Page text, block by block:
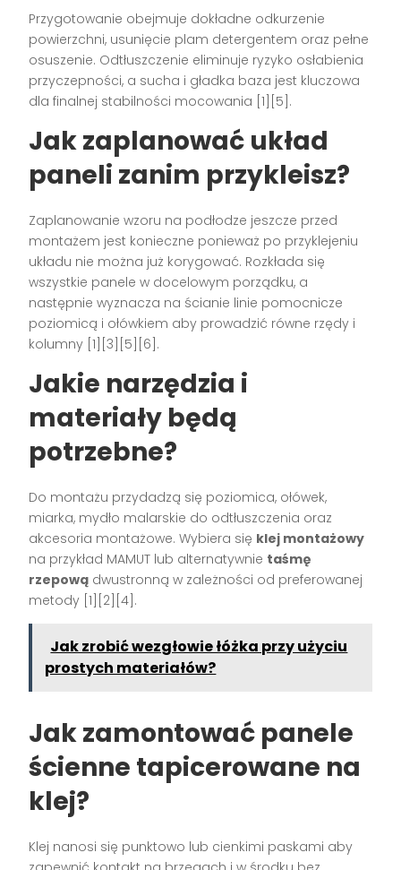
Przygotowanie obejmuje dokładne odkurzenie
powierzchni, usunięcie plam detergentem oraz pełne
osuszenie. Odtłuszczenie eliminuje ryzyko osłabienia
przyczepności, a sucha i gładka baza jest kluczowa
dla finalnej stabilności mocowania [1][5].
Jak zaplanować układ
paneli zanim przykleisz?
Zaplanowanie wzoru na podłodze jeszcze przed
montażem jest konieczne ponieważ po przyklejeniu
układu nie można już korygować. Rozkłada się
wszystkie panele w docelowym porządku, a
następnie wyznacza na ścianie linie pomocnicze
poziomicą i ołówkiem aby prowadzić równe rzędy i
kolumny [1][3][5][6].
Jakie narzędzia i
materiały będą
potrzebne?
Do montażu przydadzą się poziomica, ołówek,
miarka, mydło malarskie do odtłuszczenia oraz
akcesoria montażowe. Wybiera się klej montażowy
na przykład MAMUT lub alternatywnie taśmę
rzepową dwustronną w zależności od preferowanej
metody [1][2][4].
Jak zrobić wezgłowie łóżka przy użyciu
prostych materiałów?
Jak zamontować panele
ścienne tapicerowane na
klej?
Klej nanosi się punktowo lub cienkimi paskami aby